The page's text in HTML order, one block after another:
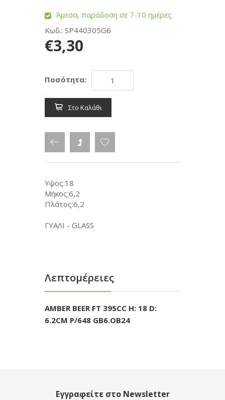
Άμεσα, παράδοση σε 7-10 ημέρες
Κωδ.: SP440305G6
€3,30
Ποσότητα:
Στο Καλάθι
Υψος:18
Μήκος:6,2
Πλάτος:6,2
ΓΥΑΛΙ - GLASS
Λεπτομέρειες
AMBER BEER FT 395CC H: 18 D:
6.2CM P/648 GB6.OB24
Εγγραφείτε στο Newsletter